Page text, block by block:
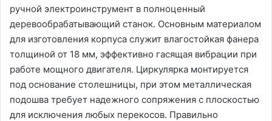
ручной электроинструмент в полноценный
деревообрабатывающий станок. Основным материалом
для изготовления корпуса служит влагостойкая фанера
толщиной от 18 мм, эффективно гасящая вибрации при
работе мощного двигателя. Циркулярка монтируется
под основание столешницы, при этом металлическая
подошва требует надежного сопряжения с плоскостью
для исключения любых перекосов. Правильно